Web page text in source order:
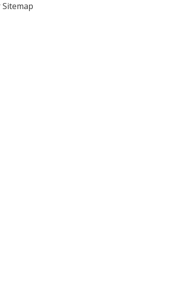
Sitemap